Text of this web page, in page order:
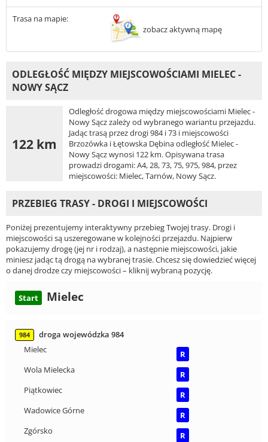
Trasa na mapie:
zobacz aktywną mapę
ODLEGŁOŚĆ MIĘDZY MIEJSCOWOŚCIAMI MIELEC -
NOWY SĄCZ
122 km
Odległość drogowa między miejscowościami Mielec -
Nowy Sącz zależy od wybranego wariantu przejazdu.
Jadąc trasą przez drogi 984 i 73 i miejscowości
Brzozówka i Łętowska Dębina odległość Mielec -
Nowy Sącz wynosi 122 km. Opisywana trasa
prowadzi drogami: A4, 28, 73, 75, 975, 984, przez
miejscowości: Mielec, Tarnów, Nowy Sącz.
PRZEBIEG TRASY - DROGI I MIEJSCOWOŚCI
Poniżej prezentujemy interaktywny przebieg Twojej trasy. Drogi i
miejscowości są uszeregowane w kolejności przejazdu. Najpierw
pokazujemy drogę (jej nr i rodzaj), a następnie miejscowości, jakie
miniesz jadąc tą drogą na wybranej trasie. Chcesz się dowiedzieć więcej
o danej drodze czy miejscowości – kliknij wybraną pozycję.
Start Mielec
984
droga wojewódzka 984
Mielec
R
Wola Mielecka
R
Piątkowiec
R
Wadowice Górne
R
Zgórsko
R